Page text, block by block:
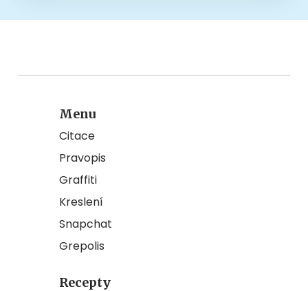
Menu
Citace
Pravopis
Graffiti
Kreslení
Snapchat
Grepolis
Recepty